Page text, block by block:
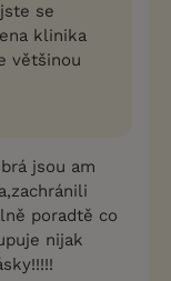
se
klinika
většinou
jsou am
poradtě co
nijak